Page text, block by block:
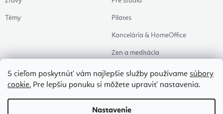
S cieľom poskytnúť vám najlepšie služby používame súbory
cookie. Pre lepšiu ponuku si môžete upraviť nastavenia.
Nastavenie
Témy Pilates
Kancelária & HomeOffice
Zen a meditácia
Aromaterapia
Zdravý spánok
Naše obľúbené